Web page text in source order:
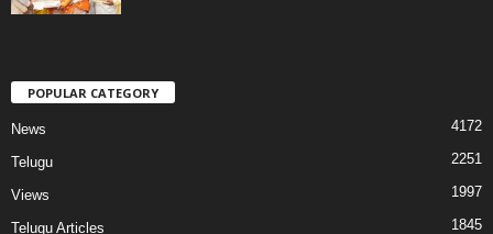
POPULAR CATEGORY
News 4172
Telugu 2251
Views 1997
Telugu Articles 1845